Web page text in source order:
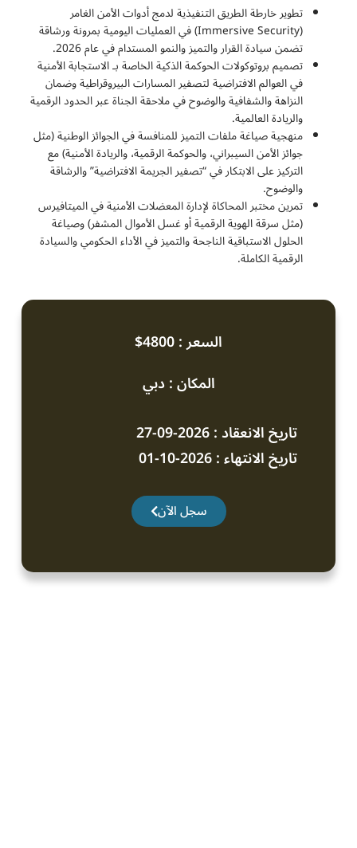
تطوير خارطة الطريق التنفيذية لدمج أدوات الأمن الغامر
(Immersive Security) في العمليات اليومية بمرونة ورشاقة
تضمن سيادة القرار والتميز والنمو المستدام في عام 2026.
تصميم بروتوكولات الحوكمة الذكية الخاصة بـ الاستجابة الأمنية
في العوالم الافتراضية لتصفير المسارات البيروقراطية وضمان
النزاهة والشفافية والوضوح في ملاحقة الجناة عبر الحدود الرقمية
والريادة العالمية.
منهجية صياغة ملفات التميز للمنافسة في الجوائز الوطنية (مثل
جوائز الأمن السيبراني، والحوكمة الرقمية، والريادة الأمنية) مع
التركيز على الابتكار في “تصفير الجريمة الافتراضية” والرشاقة
والوضوح.
تمرين مختبر المحاكاة لإدارة المعضلات الأمنية في الميتافيرس
(مثل سرقة الهوية الرقمية أو غسل الأموال المشفر) وصياغة
الحلول الاستباقية الناجحة والتميز في الأداء الحكومي والسيادة
الرقمية الكاملة.
السعر : 4800$
المكان : دبي
تاريخ الانعقاد : 2026-09-27
تاريخ الانتهاء : 2026-10-01
سجل الآن